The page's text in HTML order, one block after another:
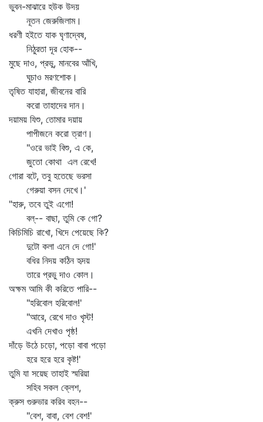
ভুবন-মাঝারে হউক উদয়
নূতন জেরুজিলাম।
ধরণী হইতে যাক ঘৃণাদ্বেষ,
নিঠুরতা দূর হোক--
মুছে দাও, প্রভু, মানবের আঁখি,
ঘুচাও মরণশোক।
তৃষিত যাহারা, জীবনের বারি
করো তাহাদের দান।
দয়াময় যিশু, তোমার দয়ায়
পাপীজনে করো ত্রাণ।
"ওরে ভাই বিশু, এ কে,
জুতো কোথা এল রেখে!
গোরা বটে, তবু হতেছে ভরসা
গেরুয়া বসন দেখে।'
"হারু, তবে তুই এগো!
বল্‌-- বাছা, তুমি কে গো?
কিচিমিচি রাখো, খিদে পেয়েছে কি?
দুটো কলা এনে দে গো!'
বধির নিদয় কঠিন হৃদয়
তারে প্রভু দাও কোল।
অক্ষম আমি কী করিতে পারি--
"হরিবোল হরিবোল!'
"আরে, রেখে দাও খৃস্ট!
এখনি দেখাও পৃষ্ঠ!
দাঁড়ে উঠে চড়ো, পড়ো বাবা পড়ো
হরে হরে হরে কৃষ্ট!'
তুমি যা সয়েছ তাহাই স্মরিয়া
সহিব সকল ক্লেশ,
ক্রুস গুরুভার করিব বহন--
"বেশ, বাবা, বেশ বেশ!'